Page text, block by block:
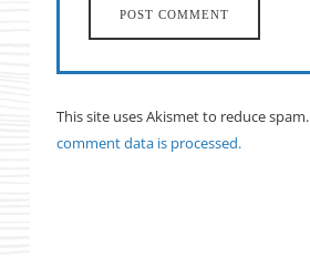
This site uses Akismet to reduce spam.
comment data is processed.